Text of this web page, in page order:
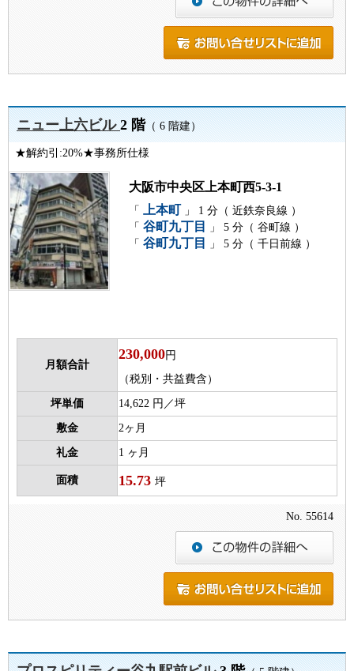
ニュー上六ビル2 階（ 6 階建）
★解約引:20%★事務所仕様
大阪市中央区上本町西5-3-1
「 上本町 」 1 分（ 近鉄奈良線 ）
「 谷町九丁目
」 5 分（ 谷町線 ）
「 谷町九丁目 」 5 分（ 千日前線 ）
月額合計
230,000円
（税別・共益費含）
坪単価 14,622 円／坪
敷金 2ヶ月
礼金 1 ヶ月
面積 15.73 坪
No. 55614